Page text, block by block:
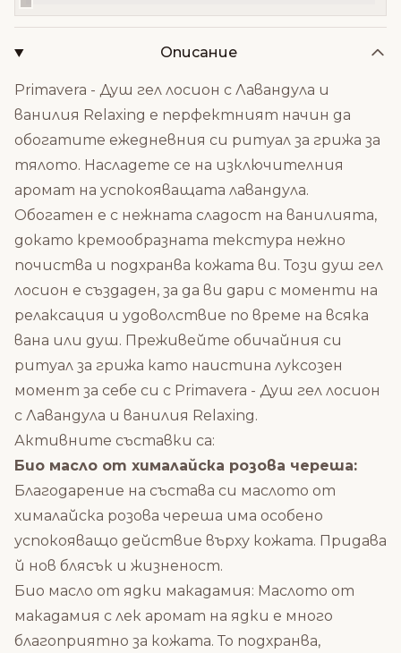
Описание
Primavera - Душ гел лосион с Лавандула и
ванилия Relaxing е перфектният начин да
обогатите ежедневния си ритуал за грижа за
тялото. Насладете се на изключителния
аромат на успокояващата лавандула.
Обогатен е с нежната сладост на ванилията,
докато кремообразната текстура нежно
почиства и подхранва кожата ви. Този душ гел
лосион е създаден, за да ви дари с моменти на
релаксация и удоволствие по време на всяка
вана или душ. Преживейте обичайния си
ритуал за грижа като наистина луксозен
момент за себе си с Primavera - Душ гел лосион
с Лавандула и ванилия Relaxing.
Активните съставки са:
Био масло от хималайска розова череша:
Благодарение на състава си маслото от
хималайска розова череша има особено
успокояващо действие върху кожата. Придава
й нов блясък и жизненост.
Био масло от ядки макадамия: Маслото от
макадамия с лек аромат на ядки е много
благоприятно за кожата. То подхранва,